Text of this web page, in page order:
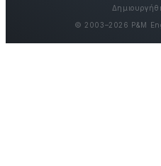
© 2003–2026 P&M